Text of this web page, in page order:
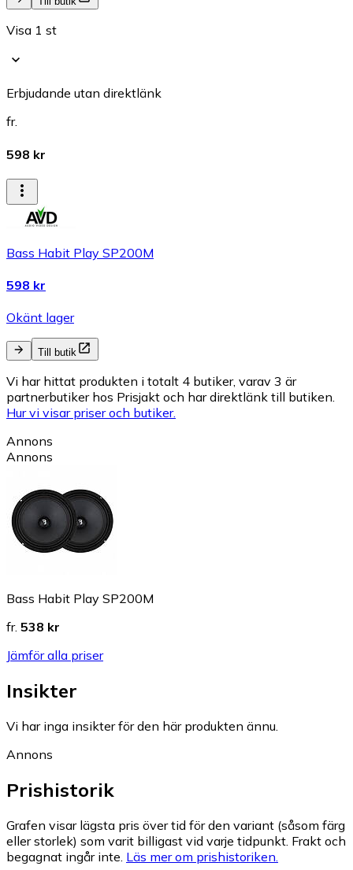
Visa 1 st
Erbjudande utan direktlänk
fr.
598 kr
Bass Habit Play SP200M
598 kr
Okänt lager
Till butik
Vi har hittat produkten i totalt 4 butiker, varav 3 är
partnerbutiker hos Prisjakt och har direktlänk till butiken.
Hur vi visar priser och butiker.
Annons
Annons
Bass Habit Play SP200M
fr. 538 kr
Jämför alla priser
Insikter
Vi har inga insikter för den här produkten ännu.
Annons
Prishistorik
Grafen visar lägsta pris över tid för den variant (såsom färg
eller storlek) som varit billigast vid varje tidpunkt. Frakt och
begagnat ingår inte. Läs mer om prishistoriken.